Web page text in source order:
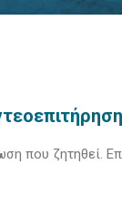
που ζητηθεί.